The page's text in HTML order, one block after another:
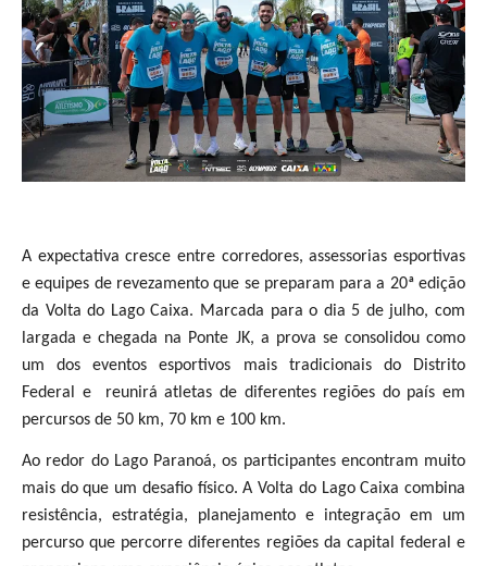
A expectativa cresce entre corredores, assessorias esportivas
e equipes de revezamento que se preparam para a 20ª edição
da Volta do Lago Caixa. Marcada para o dia 5 de julho, com
largada e chegada na Ponte JK, a prova se consolidou como
um dos eventos esportivos mais tradicionais do Distrito
Federal e reunirá atletas de diferentes regiões do país em
percursos de 50 km, 70 km e 100 km.
Ao redor do Lago Paranoá, os participantes encontram muito
mais do que um desafio físico. A Volta do Lago Caixa combina
resistência, estratégia, planejamento e integração em um
percurso que percorre diferentes regiões da capital federal e